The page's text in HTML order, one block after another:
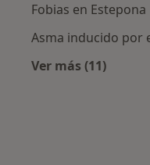
Fobias en Estepona
Asma inducido por
Ver más (11)